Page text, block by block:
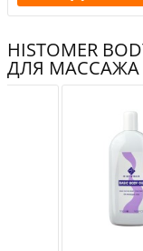
HISTOMER
ДЛЯ МАССАЖА